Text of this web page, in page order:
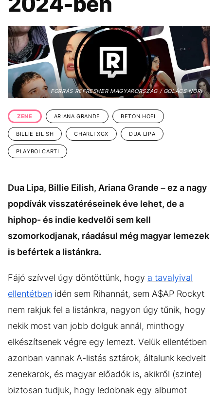
KÖZÉLET UTAZÁS
BESZÉLGETÉSEK ARCOK
VIDEÓ TÖRTÉNETEK
GASZTRO
FORRÁS REFRESHER MAGYARORSZÁG / GOLÁCS NÓRI
ZENE ARIANA GRANDE BETON.HOFI
BILLIE EILISH CHARLI XCX DUA LIPA
PLAYBOI CARTI
Dua Lipa, Billie Eilish, Ariana Grande – ez a nagy
popdívák visszatéréseinek éve lehet, de a
hiphop- és indie kedvelői sem kell
szomorkodjanak, ráadásul még magyar lemezek
is befértek a listánkra.
Fájó szívvel úgy döntöttünk, hogy a tavalyival
ellentétben idén sem Rihannát, sem A$AP Rockyt
nem rakjuk fel a listánkra, nagyon úgy tűnik, hogy
nekik most van jobb dolguk annál, minthogy
elkészítsenek végre egy lemezt. Velük ellentétben
azonban vannak A-listás sztárok, általunk kedvelt
zenekarok, és magyar előadók is, akikről (szinte)
biztosan tudjuk, hogy ledobnak egy albumot